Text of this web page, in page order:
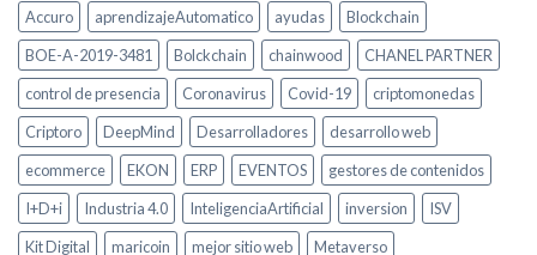
Accuro aprendizajeAutomatico ayudas
Blockchain
BOE-A-2019-3481
Bolckchain chainwood
CHANEL PARTNER
control de presencia
Coronavirus Covid-19
criptomonedas
Criptoro
DeepMind Desarrolladores
desarrollo web
ecommerce
EKON ERP EVENTOS
gestores de contenidos
I+D+i
Industria 4.0 InteligenciaArtificial inversion
ISV
Kit Digital
maricoin mejor sitio web
Metaverso